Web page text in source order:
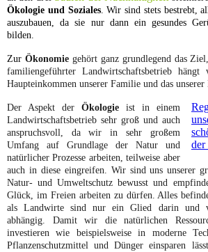
Ökologie und Soziales. Wir sind stets bestrebt,
auszubauen, da sie nur dann ein gesundes
bilden.
Zur Ökonomiegehört ganz grundlegend das
familiengeführter Landwirtschaftsbetrieb
Haupteinkommen unserer Familie und das
der
Der Aspekt der Ökologieist in einem
Landwirtschaftsbetrieb sehr groß und auch
anspruchsvoll, da wir in sehr großem
Umfang auf Grundlage der Natur und
natürlicher Prozesse arbeiten, teilweise aber
auch in diese eingreifen. Wir sind uns unserer
Natur- und Umweltschutz bewusst und
Glück, im Freien arbeiten zu dürfen. Alles
als Landwirte sind nur ein Glied darin und
abhängig. Damit wir die natürlichen
investieren wie beispielsweise in moderne
Pflanzenschutzmittel und Dünger einsparen